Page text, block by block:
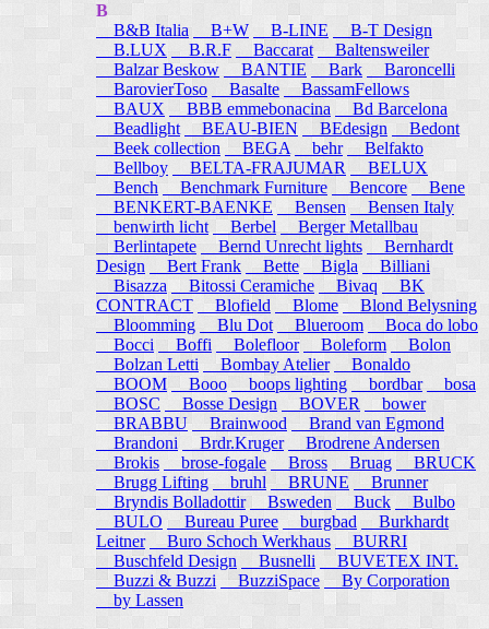
B
B&B Italia
B+W B-LINE
B-T Design
B.LUX
B.R.F Baccarat
Baltensweiler
Balzar Beskow
BANTIE Bark
Baroncelli
BarovierToso
Basalte
BassamFellows
BAUX
BBB emmebonacina
Bd Barcelona
Beadlight
BEAU-BIEN BEdesign
Bedont
Beek collection
BEGA behr
Belfakto
Bellboy
BELTA-FRAJUMAR
BELUX
Bench
Benchmark Furniture Bencore
Bene
BENKERT-BAENKE
Bensen
Bensen Italy
benwirth licht
Berbel
Berger Metallbau
Berlintapete
Bernd Unrecht lights
Bernhardt
Design
Bert Frank Bette Bigla
Billiani
Bisazza
Bitossi Ceramiche Bivaq
BK
CONTRACT
Blofield Blome Blond Belysning
Bloomming
Blu Dot Blueroom
Boca do lobo
Bocci
Boffi Bolefloor Boleform
Bolon
Bolzan Letti
Bombay Atelier
Bonaldo
BOOM
Booo boops lighting bordbar
bosa
BOSC
Bosse Design BOVER
bower
BRABBU
Brainwood
Brand van Egmond
Brandoni
Brdr.Kruger
Brodrene Andersen
Brokis
brose-fogale Bross Bruag
BRUCK
Brugg Lifting
bruhl BRUNE
Brunner
Bryndis Bolladottir
Bsweden Buck
Bulbo
BULO
Bureau Puree burgbad
Burkhardt
Leitner
Buro Schoch Werkhaus
BURRI
Buschfeld Design
Busnelli
BUVETEX INT.
Buzzi & Buzzi
BuzziSpace By Corporation
by Lassen